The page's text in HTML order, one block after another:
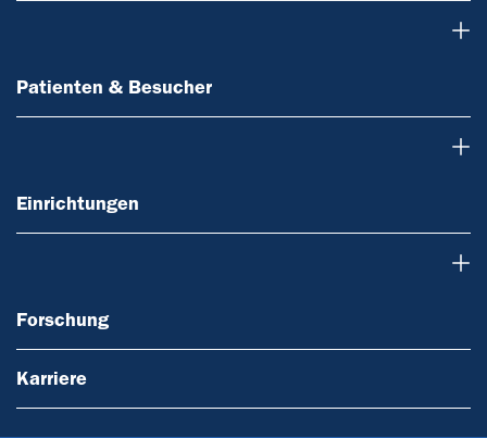
Patienten & Besucher
Einrichtungen
Forschung
Karriere